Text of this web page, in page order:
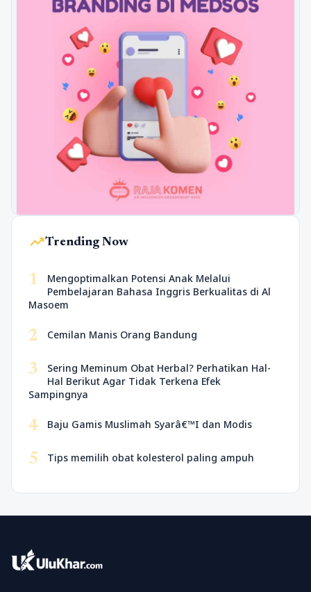
trending_upTrending Now
1
Mengoptimalkan Potensi Anak Melalui
Pembelajaran Bahasa Inggris Berkualitas di Al
Masoem
2 Cemilan Manis Orang Bandung
3
Sering Meminum Obat Herbal? Perhatikan Hal-
Hal Berikut Agar Tidak Terkena Efek
Sampingnya
4 Baju Gamis Muslimah Syarâ€™I dan Modis
5 Tips memilih obat kolesterol paling ampuh